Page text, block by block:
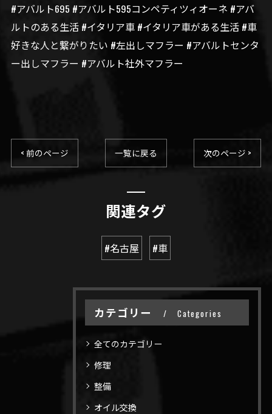
#アバルト695 #アバルト595コンペティツィオーネ #アバ
ルトのある生活 #イタリア車 #イタリア車がある生活 #車
好きな人と繋がりたい #左出しマフラー #アバルトセンタ
ー出しマフラー #アバルト社外マフラー
< 前のページ 一覧に戻る 次のページ >
関連タグ
#名古屋 #車
カテゴリー Categories
全てのカテゴリー
修理
整備
オイル交換